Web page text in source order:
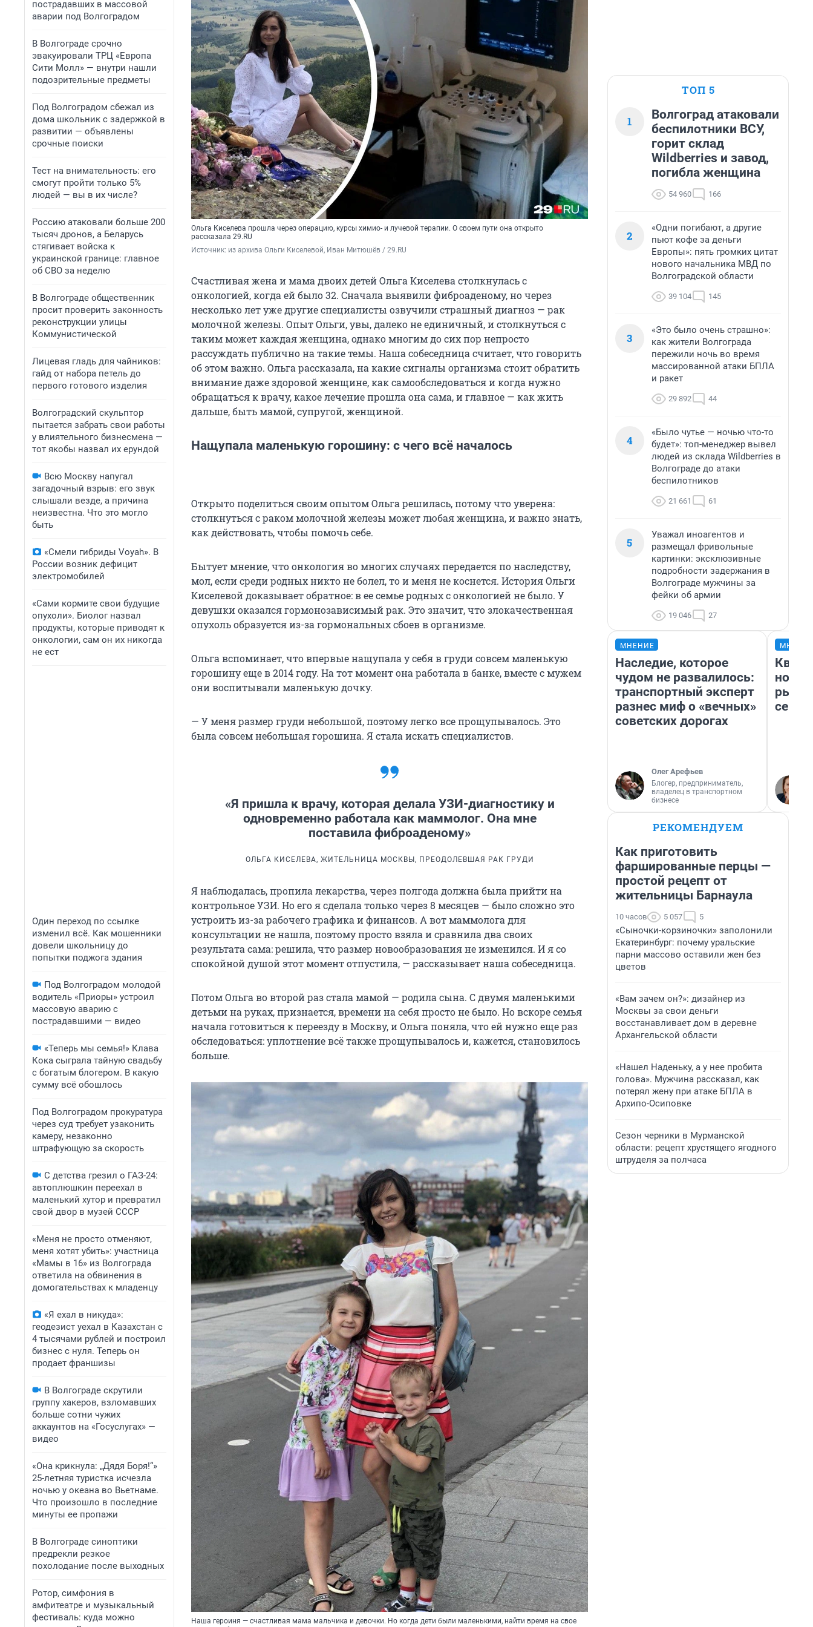
пострадавших в массовой
аварии под Волгоградом
В Волгограде срочно
эвакуировали ТРЦ «Европа
Сити Молл» — внутри нашли
подозрительные предметы
Под Волгоградом сбежал из
дома школьник с задержкой в
развитии — объявлены
срочные поиски
Тест на внимательность: его
смогут пройти только 5%
людей — вы в их числе?
Россию атаковали больше 200
тысяч дронов, а Беларусь
стягивает войска к
украинской границе: главное
об СВО за неделю
В Волгограде общественник
просит проверить законность
реконструкции улицы
Коммунистической
Лицевая гладь для чайников:
гайд от набора петель до
первого готового изделия
Волгоградский скульптор
пытается забрать свои работы
у влиятельного бизнесмена —
тот якобы назвал их ерундой
Всю Москву напугал
загадочный взрыв: его звук
слышали везде, а причина
неизвестна. Что это могло
быть
«Смели гибриды Voyah». В
России возник дефицит
электромобилей
«Сами кормите свои будущие
опухоли». Биолог назвал
продукты, которые приводят к
онкологии, сам он их никогда
не ест
Один переход по ссылке
изменил всё. Как мошенники
довели школьницу до
попытки поджога здания
Под Волгоградом молодой
водитель «Приоры» устроил
массовую аварию с
пострадавшими — видео
«Теперь мы семья!» Клава
Кока сыграла тайную свадьбу
с богатым блогером. В какую
сумму всё обошлось
Под Волгоградом прокуратура
через суд требует узаконить
камеру, незаконно
штрафующую за скорость
С детства грезил о ГАЗ-24:
автоплюшкин переехал в
маленький хутор и превратил
свой двор в музей СССР
«Меня не просто отменяют,
меня хотят убить»: участница
«Мамы в 16» из Волгограда
ответила на обвинения в
домогательствах к младенцу
«Я ехал в никуда»:
геодезист уехал в Казахстан с
4 тысячами рублей и построил
бизнес с нуля. Теперь он
продает франшизы
В Волгограде скрутили
группу хакеров, взломавших
больше сотни чужих
аккаунтов на «Госуслугах» —
видео
«Она крикнула: „Дядя Боря!“»
25-летняя туристка исчезла
ночью у океана во Вьетнаме.
Что произошло в последние
минуты ее пропажи
В Волгограде синоптики
предрекли резкое
похолодание после выходных
Ротор, симфония в
амфитеатре и музыкальный
фестиваль: куда можно
Ольга Киселева прошла через операцию, курсы химио- и лучевой терапии. О своем пути она открыто
рассказала 29.RU
Источник: из архива Ольги Киселевой, Иван Митюшёв / 29.RU
Счастливая жена и мама двоих детей Ольга Киселева столкнулась с
онкологией, когда ей было 32. Сначала выявили фиброаденому, но через
несколько лет уже другие специалисты озвучили страшный диагноз — рак
молочной железы. Опыт Ольги, увы, далеко не единичный, и столкнуться с
таким может каждая женщина, однако многим до сих пор непросто
рассуждать публично на такие темы. Наша собеседница считает, что говорить
об этом важно. Ольга рассказала, на какие сигналы организма стоит обратить
внимание даже здоровой женщине, как самообследоваться и когда нужно
обращаться к врачу, какое лечение прошла она сама, и главное — как жить
дальше, быть мамой, супругой, женщиной.
Нащупала маленькую горошину: с чего всё началось
Открыто поделиться своим опытом Ольга решилась, потому что уверена:
столкнуться с раком молочной железы может любая женщина, и важно знать,
как действовать, чтобы помочь себе.
Бытует мнение, что онкология во многих случаях передается по наследству,
мол, если среди родных никто не болел, то и меня не коснется. История Ольги
Киселевой доказывает обратное: в ее семье родных с онкологией не было. У
девушки оказался гормонозависимый рак. Это значит, что злокачественная
опухоль образуется из-за гормональных сбоев в организме.
Ольга вспоминает, что впервые нащупала у себя в груди совсем маленькую
горошину еще в 2014 году. На тот момент она работала в банке, вместе с мужем
они воспитывали маленькую дочку.
— У меня размер груди небольшой, поэтому легко все прощупывалось. Это
была совсем небольшая горошина. Я стала искать специалистов.
«Я пришла к врачу, которая делала УЗИ-диагностику и
одновременно работала как маммолог. Она мне
поставила фиброаденому»
ОЛЬГА КИСЕЛЕВА, ЖИТЕЛЬНИЦА МОСКВЫ, ПРЕОДОЛЕВШАЯ РАК ГРУДИ
Я наблюдалась, пропила лекарства, через полгода должна была прийти на
контрольное УЗИ. Но его я сделала только через 8 месяцев — было сложно это
устроить из-за рабочего графика и финансов. А вот маммолога для
консультации не нашла, поэтому просто взяла и сравнила два своих
результата сама: решила, что размер новообразования не изменился. И я со
спокойной душой этот момент отпустила, — рассказывает наша собеседница.
Потом Ольга во второй раз стала мамой — родила сына. С двумя маленькими
детьми на руках, признается, времени на себя просто не было. Но вскоре семья
начала готовиться к переезду в Москву, и Ольга поняла, что ей нужно еще раз
обследоваться: уплотнение всё также прощупывалось и, кажется, становилось
больше.
Наша героиня — счастливая мама мальчика и девочки. Но когда дети были маленькими, найти время на свое
ТОП 5
1
Волгоград атаковали
беспилотники ВСУ,
горит склад
Wildberries и завод,
погибла женщина
54 960 166
2
«Одни погибают, а другие
пьют кофе за деньги
Европы»: пять громких цитат
нового начальника МВД по
Волгоградской области
39 104 145
3
«Это было очень страшно»:
как жители Волгограда
пережили ночь во время
массированной атаки БПЛА
и ракет
29 892 44
4
«Было чутье — ночью что-то
будет»: топ-менеджер вывел
людей из склада Wildberries в
Волгограде до атаки
беспилотников
21 661 61
5
Уважал иноагентов и
размещал фривольные
картинки: эксклюзивные
подробности задержания в
Волгограде мужчины за
фейки об армии
19 046 27
МНЕНИЕ
Наследие, которое
чудом не развалилось:
транспортный эксперт
разнес миф о «вечных»
советских дорогах
Олег Арефьев
Блогер, предприниматель,
владелец в транспортном
бизнесе
но
РЕКОМЕНДУЕМ
Как приготовить
фаршированные перцы —
простой рецепт от
жительницы Барнаула
10 часов 5 057 5
«Сыночки-корзиночки» заполонили
Екатеринбург: почему уральские
парни массово оставили жен без
цветов
«Вам зачем он?»: дизайнер из
Москвы за свои деньги
восстанавливает дом в деревне
Архангельской области
«Нашел Наденьку, а у нее пробита
голова». Мужчина рассказал, как
потерял жену при атаке БПЛА в
Архипо-Осиповке
Сезон черники в Мурманской
области: рецепт хрустящего ягодного
штруделя за полчаса